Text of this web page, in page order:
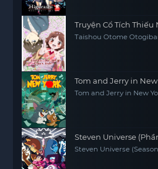
Truyện Cổ Tích Thiếu
Taishou Otome
Tom and Jerry in New
Tom and Jerry in New
Steven Universe
Steven Universe